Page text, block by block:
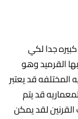
جدا لكي
القرميد وهو
المختلفه قد يعتبر
قد يتم
لقد يمكن